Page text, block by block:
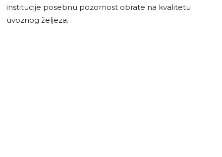
institucije posebnu pozornost obrate na kvalitetu
uvoznog željeza.